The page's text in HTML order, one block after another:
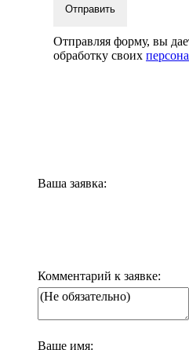
Отправить
Отправляя форму, вы
обработку своих
Ваша заявка:
Комментарий к заявке:
Ваше имя: